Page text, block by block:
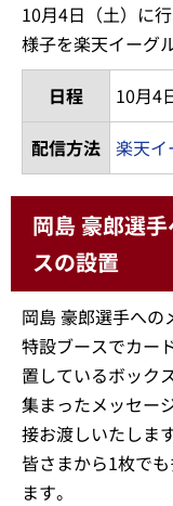
10月4日（土）に
様子を楽天イーグ
日程
10月4
配信方法 楽天
岡島 豪郎選
スの設置
岡島 豪郎選手への
特設ブースでカー
置しているボック
集まったメッセー
接お渡しいたします
皆さまから1枚で
ます。